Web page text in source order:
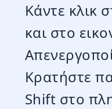
Κάντε κλικ
και στο
Κρατήστε
Shift στο